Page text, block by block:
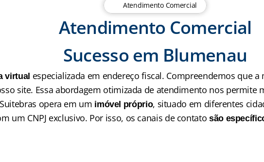
Atendimento Comercial
Atendimento Comercial
Sucesso em Blumenau
virtual especializada em endereço fiscal. Compreendemos que
site. Essa abordagem otimizada de atendimento nos permite
opera em um imóvel próprio, situado em diferentes
um CNPJ exclusivo. Por isso, os canais de contato são